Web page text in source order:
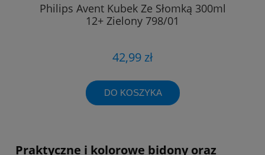
Philips Avent Kubek Ze Słomką 300ml
12+ Zielony 798/01
42,99 zł
DO KOSZYKA
Praktyczne i kolorowe bidony oraz